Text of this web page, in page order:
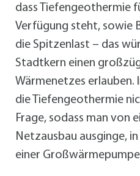
dass Tiefengeothermie
Verfügung steht, sowie
die Spitzenlast – das
Stadtkern einen
Wärmenetzes erlauben.
die Tiefengeothermie
Frage, sodass man von
Netzausbau ausginge,
einer